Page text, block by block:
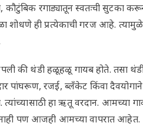
कौटुंबिक रगाड्यातून स्वतःची सुटका
शोधणे ही प्रत्येकाची गरज आहे.
की थंडी हळूहळू गायब होते. तसा
पांघरूण, रजई, ब्लँकेट किंवा
हा ऋतू वरदान. आमच्या
नाही पण आजही आमच्या वापरात आहेत.